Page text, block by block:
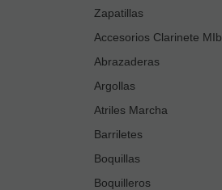
Zapatillas
Accesorios Clarinete MIb
Abrazaderas
Argollas
Atriles Marcha
Barriletes
Boquillas
Boquilleros